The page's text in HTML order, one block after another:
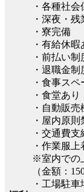
・各種社
・深夜・残
・寮完備
・有給休暇
・前払い制
・退職金制
・食事ス
・食堂あ
・自動販
・屋内原
・交通費支
・作業服
※室内での
（金額：
・工場駐車